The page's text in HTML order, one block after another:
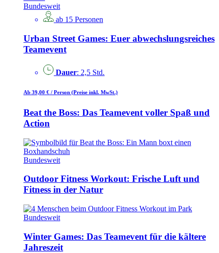
Bundesweit
ab 15 Personen
Urban Street Games: Euer abwechslungsreiches
Teamevent
Dauer: 2,5 Std.
Ab 39,00 € / Person (Preise inkl. MwSt.)
Beat the Boss: Das Teamevent voller Spaß und
Action
Bundesweit
Outdoor Fitness Workout: Frische Luft und
Fitness in der Natur
Bundesweit
Winter Games: Das Teamevent für die kältere
Jahreszeit